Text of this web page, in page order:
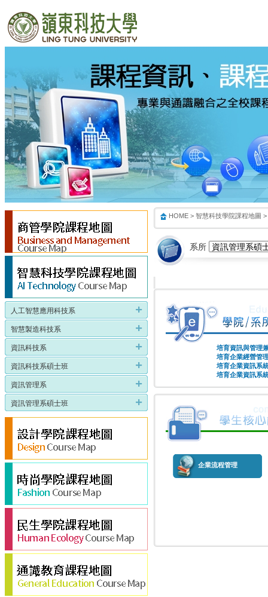
人工智慧應用科技系
智慧製造科技系
資訊科技系
資訊科技系碩士班
資訊管理系
資訊管理系碩士班
HOME > 智慧科技學院課程地圖 >
系所
培育資訊與管理
培育企業經營管
培育企業資訊系
培育企業資訊系
企業流程管理